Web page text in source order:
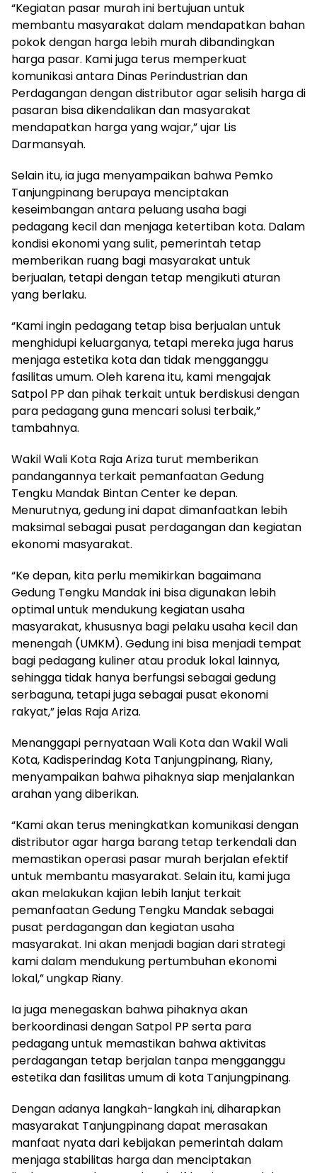
“Kegiatan pasar murah ini bertujuan untuk
membantu masyarakat dalam mendapatkan bahan
pokok dengan harga lebih murah dibandingkan
harga pasar. Kami juga terus memperkuat
komunikasi antara Dinas Perindustrian dan
Perdagangan dengan distributor agar selisih harga di
pasaran bisa dikendalikan dan masyarakat
mendapatkan harga yang wajar,” ujar Lis
Darmansyah.
Selain itu, ia juga menyampaikan bahwa Pemko
Tanjungpinang berupaya menciptakan
keseimbangan antara peluang usaha bagi
pedagang kecil dan menjaga ketertiban kota. Dalam
kondisi ekonomi yang sulit, pemerintah tetap
memberikan ruang bagi masyarakat untuk
berjualan, tetapi dengan tetap mengikuti aturan
yang berlaku.
“Kami ingin pedagang tetap bisa berjualan untuk
menghidupi keluarganya, tetapi mereka juga harus
menjaga estetika kota dan tidak mengganggu
fasilitas umum. Oleh karena itu, kami mengajak
Satpol PP dan pihak terkait untuk berdiskusi dengan
para pedagang guna mencari solusi terbaik,”
tambahnya.
Wakil Wali Kota Raja Ariza turut memberikan
pandangannya terkait pemanfaatan Gedung
Tengku Mandak Bintan Center ke depan.
Menurutnya, gedung ini dapat dimanfaatkan lebih
maksimal sebagai pusat perdagangan dan kegiatan
ekonomi masyarakat.
“Ke depan, kita perlu memikirkan bagaimana
Gedung Tengku Mandak ini bisa digunakan lebih
optimal untuk mendukung kegiatan usaha
masyarakat, khususnya bagi pelaku usaha kecil dan
menengah (UMKM). Gedung ini bisa menjadi tempat
bagi pedagang kuliner atau produk lokal lainnya,
sehingga tidak hanya berfungsi sebagai gedung
serbaguna, tetapi juga sebagai pusat ekonomi
rakyat,” jelas Raja Ariza.
Menanggapi pernyataan Wali Kota dan Wakil Wali
Kota, Kadisperindag Kota Tanjungpinang, Riany,
menyampaikan bahwa pihaknya siap menjalankan
arahan yang diberikan.
“Kami akan terus meningkatkan komunikasi dengan
distributor agar harga barang tetap terkendali dan
memastikan operasi pasar murah berjalan efektif
untuk membantu masyarakat. Selain itu, kami juga
akan melakukan kajian lebih lanjut terkait
pemanfaatan Gedung Tengku Mandak sebagai
pusat perdagangan dan kegiatan usaha
masyarakat. Ini akan menjadi bagian dari strategi
kami dalam mendukung pertumbuhan ekonomi
lokal,” ungkap Riany.
Ia juga menegaskan bahwa pihaknya akan
berkoordinasi dengan Satpol PP serta para
pedagang untuk memastikan bahwa aktivitas
perdagangan tetap berjalan tanpa mengganggu
estetika dan fasilitas umum di kota Tanjungpinang.
Dengan adanya langkah-langkah ini, diharapkan
masyarakat Tanjungpinang dapat merasakan
manfaat nyata dari kebijakan pemerintah dalam
menjaga stabilitas harga dan menciptakan